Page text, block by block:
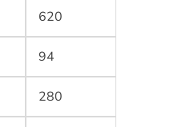
620
94
280